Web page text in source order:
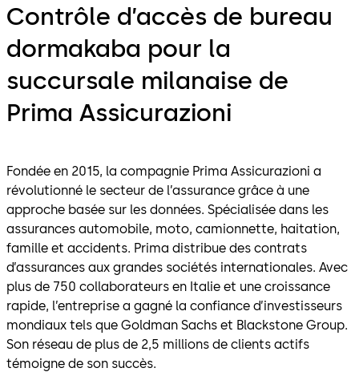
Contrôle d’accès de bureau
dormakaba pour la
succursale milanaise de
Prima Assicurazioni
Fondée en 2015, la compagnie Prima Assicurazioni a
révolutionné le secteur de l’assurance grâce à une
approche basée sur les données. Spécialisée dans les
assurances automobile, moto, camionnette, haitation,
famille et accidents. Prima distribue des contrats
d’assurances aux grandes sociétés internationales. Avec
plus de 750 collaborateurs en Italie et une croissance
rapide, l’entreprise a gagné la confiance d’investisseurs
mondiaux tels que Goldman Sachs et Blackstone Group.
Son réseau de plus de 2,5 millions de clients actifs
témoigne de son succès.